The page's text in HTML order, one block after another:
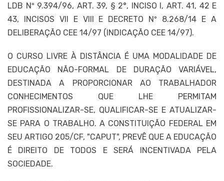
LDB Nº 9.394/96, ART. 39, § 2°, INCISO I, ART. 41, 42 E
43, INCISOS VII E VIII E DECRETO Nº 8.268/14 E A
DELIBERAÇÃO CEE 14/97 (INDICAÇÃO CEE 14/97).
O CURSO LIVRE À DISTÂNCIA É UMA MODALIDADE DE
EDUCAÇÃO NÃO-FORMAL DE DURAÇÃO VARIÁVEL,
DESTINADA A PROPORCIONAR AO TRABALHADOR
CONHECIMENTOS QUE LHE PERMITAM
PROFISSIONALIZAR-SE, QUALIFICAR-SE E ATUALIZAR-
SE PARA O TRABALHO. A CONSTITUIÇÃO FEDERAL EM
SEU ARTIGO 205/CF, "CAPUT", PREVÊ QUE A EDUCAÇÃO
É DIREITO DE TODOS E SERÁ INCENTIVADA PELA
SOCIEDADE.